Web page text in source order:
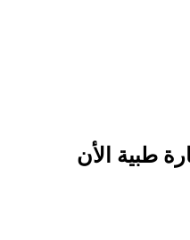
طبية الأن